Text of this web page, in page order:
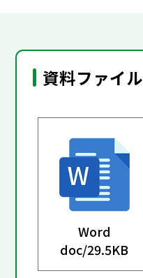
資料ファイル
Word
doc/29.5KB